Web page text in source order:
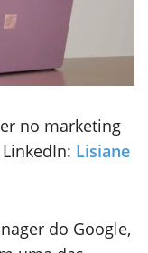
no marketing
Lisiane
do Google,